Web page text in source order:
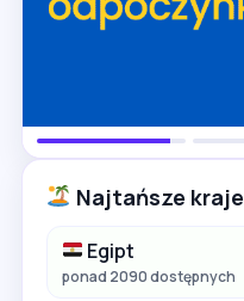
Najtańsze kraje
Egipt
ponad 2090 dostępnych